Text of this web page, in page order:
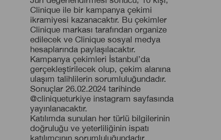
Clinique ile bir kampanya çekimi
ikramiyesi kazanacaktır. Bu çekimler
Clinique markası tarafından organize
edilecek ve Clinique sosyal medya
hesaplarında paylaşılacaktır.
Kampanya çekimleri İstanbul’da
gerçekleştirilecek olup, çekim alanına
ulaşım talihlilerin sorumluluğundadır.
Sonuçlar 26.02.2024 tarihinde
@cliniqueturkiye instagram sayfasında
yayınlanacaktır.
Katılımda sunulan her türlü bilgilerinin
doğruluğu ve yeterliliğinin ispatı
katılımcının sorumluluğundadır.